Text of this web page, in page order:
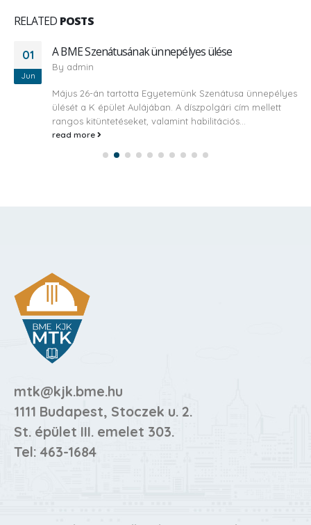
RELATED POSTS
01
Jun
A BME Szenátusának ünnepélyes ülése
By admin
Május 26-án tartotta Egyetemünk Szenátusa ünnepélyes
ülését a K épület Aulájában. A díszpolgári cím mellett
rangos kitüntetéseket, valamint habilitációs...
read more
mtk@kjk.bme.hu
1111 Budapest, Stoczek u. 2.
St. épület III. emelet 303.
Tel: 463-1684